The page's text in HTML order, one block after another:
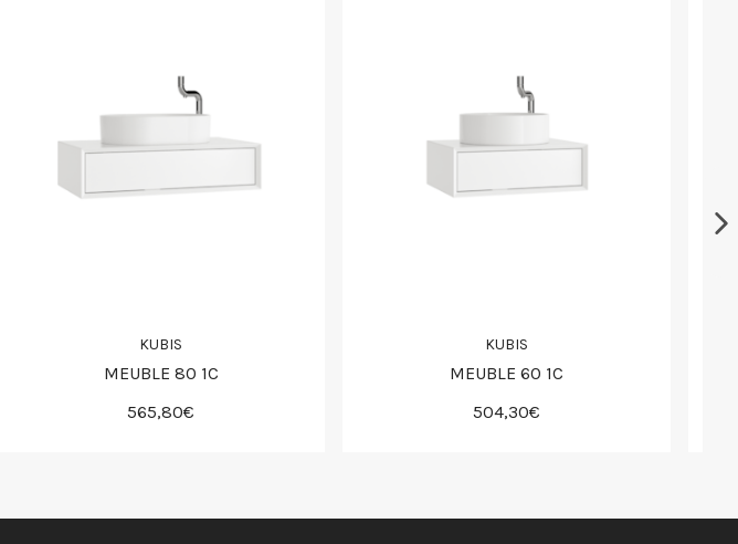
KUBIS
MEUBLE 80 1C
565,80€
KUBIS
MEUBLE 60 1C
504,30€